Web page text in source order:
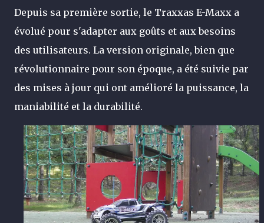
Depuis sa première sortie, le Traxxas E-Maxx a
évolué pour s'adapter aux goûts et aux besoins
des utilisateurs. La version originale, bien que
révolutionnaire pour son époque, a été suivie par
des mises à jour qui ont amélioré la puissance, la
maniabilité et la durabilité.